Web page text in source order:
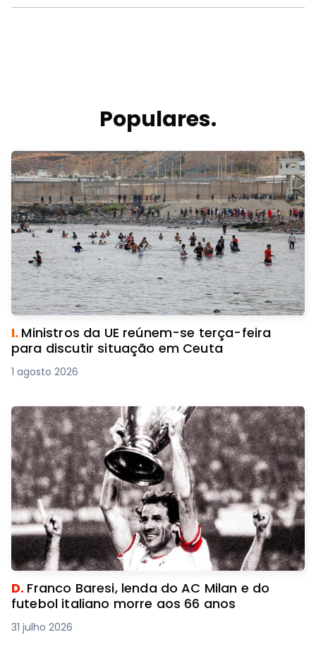
Populares.
I. Ministros da UE reúnem-se terça-feira
para discutir situação em Ceuta
1 agosto 2026
D. Franco Baresi, lenda do AC Milan e do
futebol italiano morre aos 66 anos
31 julho 2026